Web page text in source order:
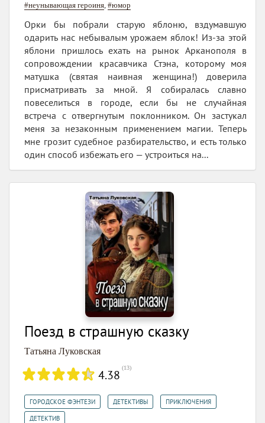
#неунывающая героиня, #юмор
Орки бы побрали старую яблоню, вздумавшую
одарить нас небывалым урожаем яблок! Из-за этой
яблони пришлось ехать на рынок Арканополя в
сопровождении красавчика Стэна, которому моя
матушка (святая наивная женщина!) доверила
присматривать за мной. Я собиралась славно
повеселиться в городе, если бы не случайная
встреча с отвергнутым поклонником. Он застукал
меня за незаконным применением магии. Теперь
мне грозит судебное разбирательство, и есть только
один способ избежать его — устроиться на...
Поезд в страшную сказку
Татьяна Луковская
4.38 (13)
ГОРОДСКОЕ ФЭНТЕЗИ ДЕТЕКТИВЫ ПРИКЛЮЧЕНИЯ
ДЕТЕКТИВ